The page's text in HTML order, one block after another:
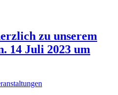
zu unserem
14 Juli 2023 um